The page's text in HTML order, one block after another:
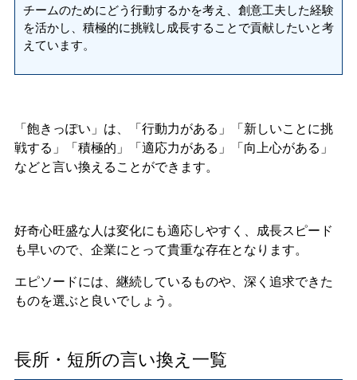
チームのためにどう行動するかを考え、創意工夫した経験
を活かし、積極的に挑戦し成長することで貢献したいと考
えています。
「飽きっぽい」は、「行動力がある」「新しいことに挑
戦する」「積極的」「適応力がある」「向上心がある」
などと言い換えることができます。
好奇心旺盛な人は変化にも適応しやすく、成長スピード
も早いので、企業にとって貴重な存在となります。
エピソードには、継続しているものや、深く追求できた
ものを選ぶと良いでしょう。
長所・短所の言い換え一覧